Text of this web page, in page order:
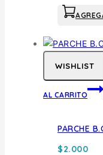
WISHLIST
AL CARRITO
PARCHE
$2.000